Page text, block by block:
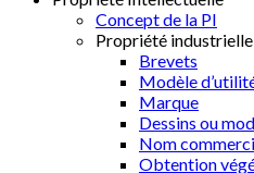
Concept de la PI
Propriété industrielle
Brevets
Modèle
Marque
Dessins ou
Nom
Obtention